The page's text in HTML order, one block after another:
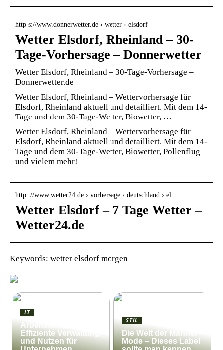
http s://www.donnerwetter.de › wetter › elsdorf
Wetter Elsdorf, Rheinland – 30-
Tage-Vorhersage – Donnerwetter
Wetter Elsdorf, Rheinland – 30-Tage-Vorhersage –
Donnerwetter.de
Wetter Elsdorf, Rheinland – Wettervorhersage für
Elsdorf, Rheinland aktuell und detailliert. Mit dem 14-
Tage und dem 30-Tage-Wetter, Biowetter, …
Wetter Elsdorf, Rheinland – Wettervorhersage für
Elsdorf, Rheinland aktuell und detailliert. Mit dem 14-
Tage und dem 30-Tage-Wetter, Biowetter, Pollenflug
und vielem mehr!
http ://www.wetter24.de › vorhersage › deutschland › el…
Wetter Elsdorf – 7 Tage Wetter –
Wetter24.de
Keywords: wetter elsdorf morgen
IT
Arbeitsauftrag:
Effiziente Verwaltung
und Nutzen für
STIL
Die Welt der Männer-
Mode – Dieses Label